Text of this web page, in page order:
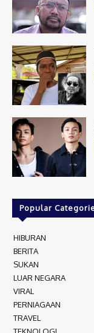
Popular
HIBURAN
BERITA
SUKAN
LUAR NEGARA
VIRAL
PERNIAGAAN
TRAVEL